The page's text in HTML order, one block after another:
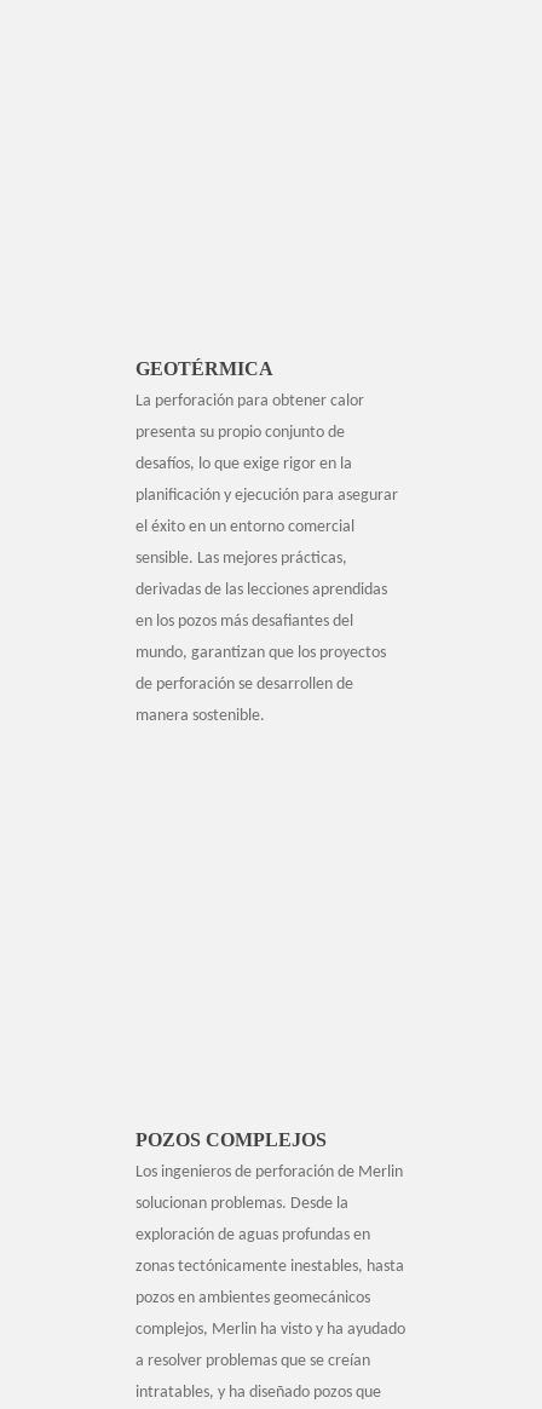
GEOTÉRMICA
La perforación para obtener calor
presenta su propio conjunto de
desafíos, lo que exige rigor en la
planificación y ejecución para asegurar
el éxito en un entorno comercial
sensible. Las mejores prácticas,
derivadas de las lecciones aprendidas
en los pozos más desafiantes del
mundo, garantizan que los proyectos
de perforación se desarrollen de
manera sostenible.
POZOS COMPLEJOS
Los ingenieros de perforación de Merlin
solucionan problemas. Desde la
exploración de aguas profundas en
zonas tectónicamente inestables, hasta
pozos en ambientes geomecánicos
complejos, Merlin ha visto y ha ayudado
a resolver problemas que se creían
intratables, y ha diseñado pozos que